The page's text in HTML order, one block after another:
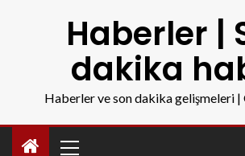
Haberler |
dakika
Haberler ve son dakika gelişmeleri |